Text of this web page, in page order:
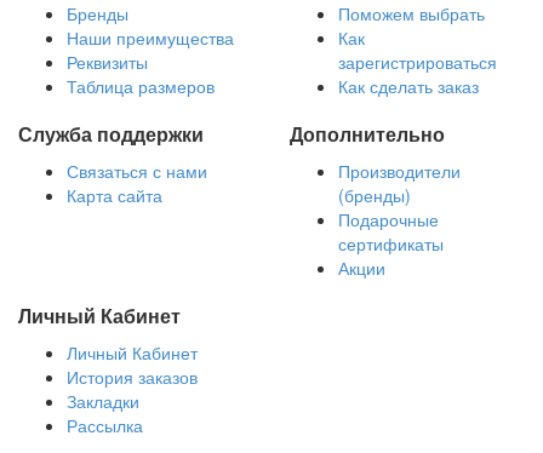
Бренды
Наши преимущества
Реквизиты
Таблица размеров
Поможем выбрать
Как
зарегистрироваться
Как сделать заказ
Служба поддержки
Связаться с нами
Карта сайта
Дополнительно
Производители
(бренды)
Подарочные
сертификаты
Акции
Личный Кабинет
Личный Кабинет
История заказов
Закладки
Рассылка